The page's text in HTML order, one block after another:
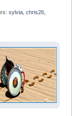
sylvia ,chris26